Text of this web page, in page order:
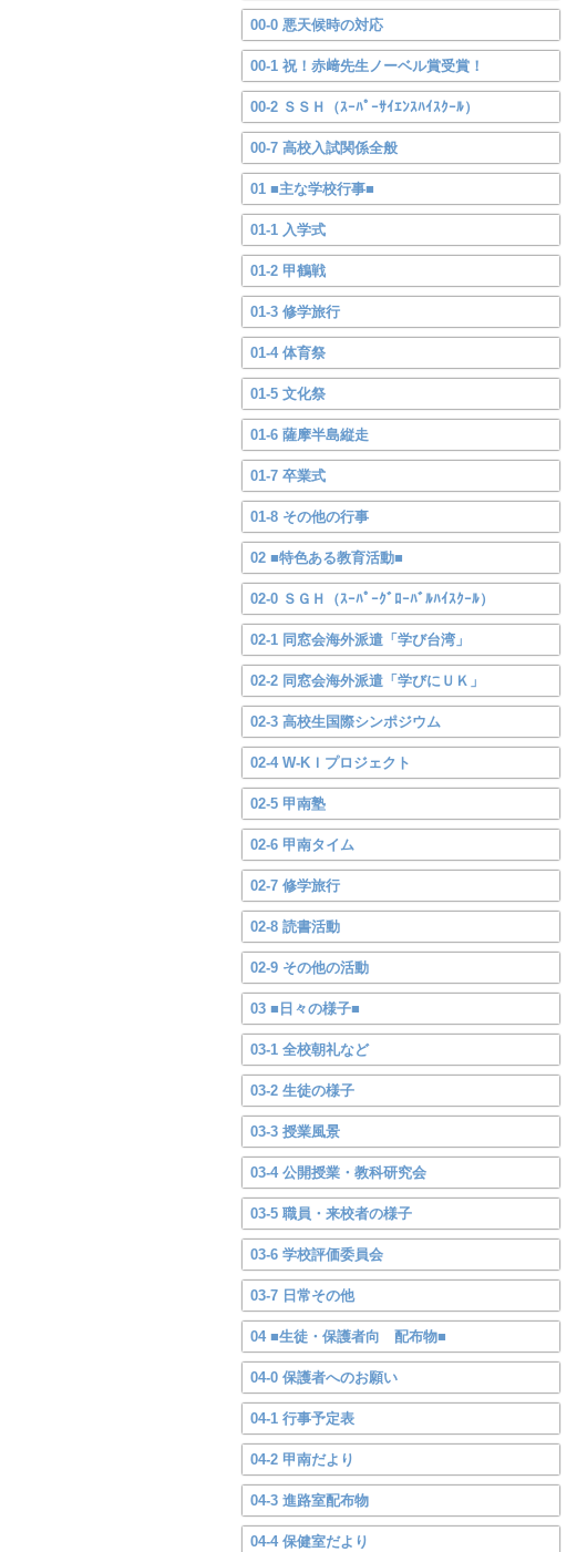
00-0 悪天候時の対応
00-1 祝！赤﨑先生ノーベル賞受賞！
00-2 ＳＳＨ（ｽｰﾊﾟｰｻｲｴﾝｽﾊｲｽｸｰﾙ）
00-7 高校入試関係全般
01 ■主な学校行事■
01-1 入学式
01-2 甲鶴戦
01-3 修学旅行
01-4 体育祭
01-5 文化祭
01-6 薩摩半島縦走
01-7 卒業式
01-8 その他の行事
02 ■特色ある教育活動■
02-0 ＳＧＨ（ｽｰﾊﾟｰｸﾞﾛｰﾊﾞﾙﾊｲｽｸｰﾙ）
02-1 同窓会海外派遣「学び台湾」
02-2 同窓会海外派遣「学びにＵＫ」
02-3 高校生国際シンポジウム
02-4 W-KＩプロジェクト
02-5 甲南塾
02-6 甲南タイム
02-7 修学旅行
02-8 読書活動
02-9 その他の活動
03 ■日々の様子■
03-1 全校朝礼など
03-2 生徒の様子
03-3 授業風景
03-4 公開授業・教科研究会
03-5 職員・来校者の様子
03-6 学校評価委員会
03-7 日常その他
04 ■生徒・保護者向 配布物■
04-0 保護者へのお願い
04-1 行事予定表
04-2 甲南だより
04-3 進路室配布物
04-4 保健室だより